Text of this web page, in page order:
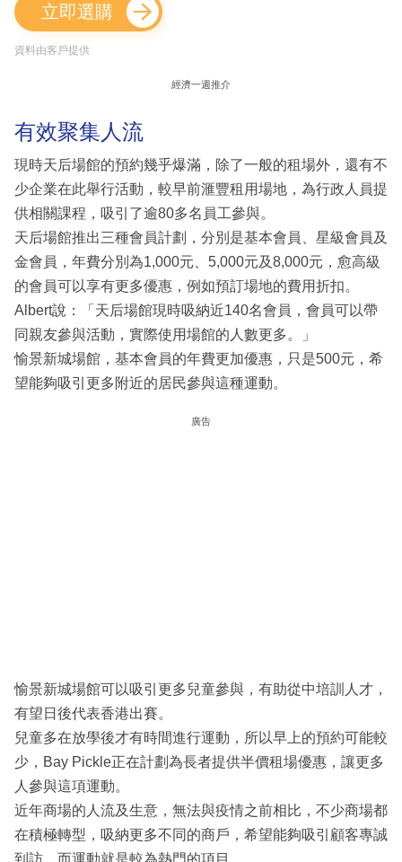
立即選購
資料由客戶提供
經濟一週推介
有效聚集人流
現時天后場館的預約幾乎爆滿，除了一般的租場外，還有不
少企業在此舉行活動，較早前滙豐租用場地，為行政人員提
供相關課程，吸引了逾80多名員工參與。
天后場館推出三種會員計劃，分別是基本會員、星級會員及
金會員，年費分別為1,000元、5,000元及8,000元，愈高級
的會員可以享有更多優惠，例如預訂場地的費用折扣。
Albert說：「天后場館現時吸納近140名會員，會員可以帶
同親友參與活動，實際使用場館的人數更多。」
愉景新城場館，基本會員的年費更加優惠，只是500元，希
望能夠吸引更多附近的居民參與這種運動。
廣告
愉景新城場館可以吸引更多兒童參與，有助從中培訓人才，
有望日後代表香港出賽。
兒童多在放學後才有時間進行運動，所以早上的預約可能較
少，Bay Pickle正在計劃為長者提供半價租場優惠，讓更多
人參與這項運動。
近年商場的人流及生意，無法與疫情之前相比，不少商場都
在積極轉型，吸納更多不同的商戶，希望能夠吸引顧客專誠